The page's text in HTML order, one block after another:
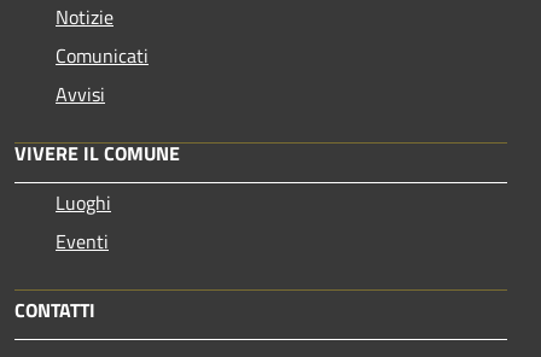
Notizie
Comunicati
Avvisi
VIVERE IL COMUNE
Luoghi
Eventi
CONTATTI